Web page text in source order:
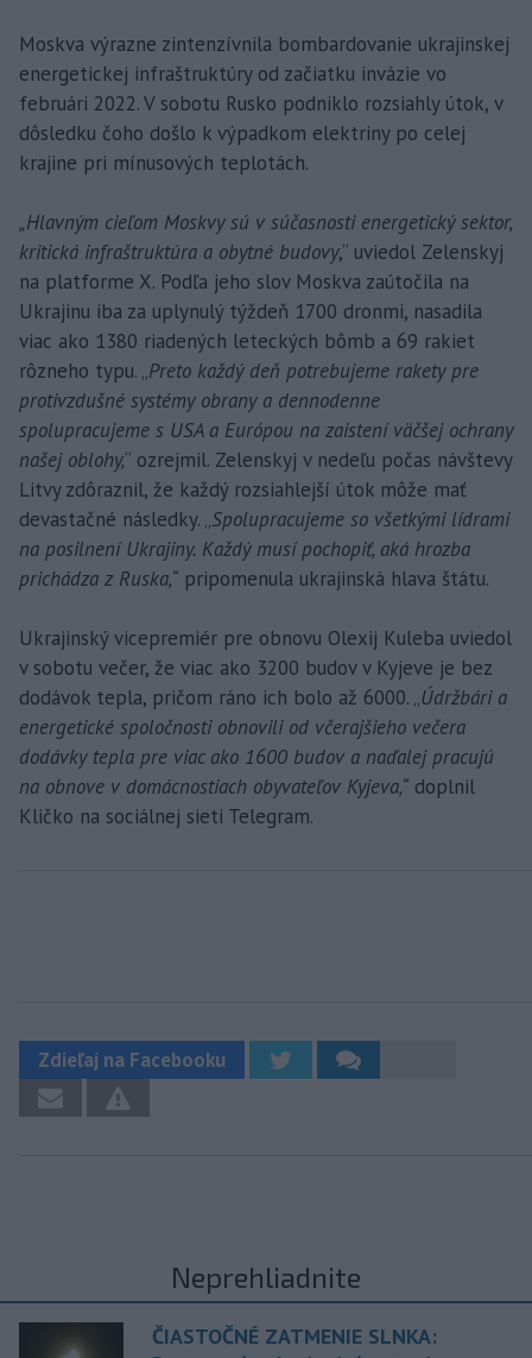
Moskva výrazne zintenzívnila bombardovanie ukrajinskej
energetickej infraštruktúry od začiatku invázie vo
februári 2022. V sobotu Rusko podniklo rozsiahly útok, v
dôsledku čoho došlo k výpadkom elektriny po celej
krajine pri mínusových teplotách.
„Hlavným cieľom Moskvy sú v súčasnosti energetický sektor,
kritická infraštruktúra a obytné budovy,“ uviedol Zelenskyj
na platforme X. Podľa jeho slov Moskva zaútočila na
Ukrajinu iba za uplynulý týždeň 1700 dronmi, nasadila
viac ako 1380 riadených leteckých bômb a 69 rakiet
rôzneho typu. „Preto každý deň potrebujeme rakety pre
protivzdušné systémy obrany a dennodenne
spolupracujeme s USA a Európou na zaistení väčšej ochrany
našej oblohy,“ ozrejmil. Zelenskyj v nedeľu počas návštevy
Litvy zdôraznil, že každý rozsiahlejší útok môže mať
devastačné následky. „Spolupracujeme so všetkými lídrami
na posilnení Ukrajiny. Každý musí pochopiť, aká hrozba
prichádza z Ruska,“ pripomenula ukrajinská hlava štátu.
Ukrajinský vicepremiér pre obnovu Olexij Kuleba uviedol
v sobotu večer, že viac ako 3200 budov v Kyjeve je bez
dodávok tepla, pričom ráno ich bolo až 6000. „Údržbári a
energetické spoločnosti obnovili od včerajšieho večera
dodávky tepla pre viac ako 1600 budov a naďalej pracujú
na obnove v domácnostiach obyvateľov Kyjeva,“ doplnil
Kličko na sociálnej sieti Telegram.
Zdieľaj na Facebooku
Neprehliadnite
ČIASTOČNÉ ZATMENIE SLNKA: